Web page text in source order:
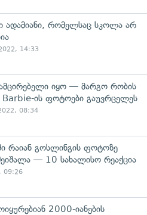
ადამიანი, რომელსაც სკოლა არ
14:33
იყო — მარგო რობის
Barbie-ის ფოტოები გაუვრცელეს
08:34
რაიან გოსლინგის ფოტოზე
— 10 სახალისო რეაქცია
09:26
2000-იანების